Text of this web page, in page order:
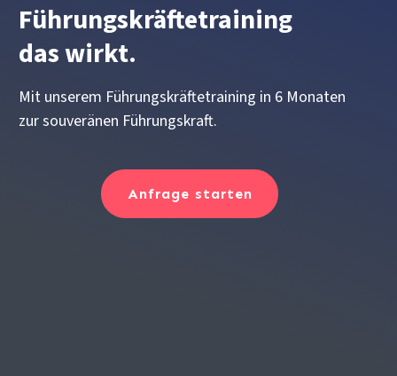
Führungskräftetraining
das wirkt.
Mit unserem Führungskräftetraining in 6 Monaten
zur souveränen Führungskraft.
Anfrage starten